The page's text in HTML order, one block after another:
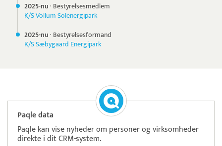
2025-nu· Bestyrelsesmedlem
K/S Vollum Solenergipark
2025-nu· Bestyrelsesformand
K/S Sæbygaard Energipark
Paqle data
Paqle kan vise nyheder om personer og virksomheder
direkte i dit CRM-system.